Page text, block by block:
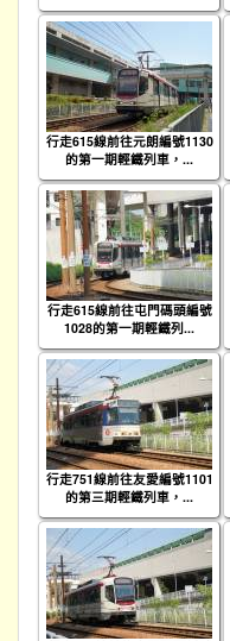
行走615線前往元朗編號1130
的第一期輕鐵列車，...
行走615線前往屯門碼頭編號
1028的第一期輕鐵列...
行走751線前往友愛編號1101
的第三期輕鐵列車，...